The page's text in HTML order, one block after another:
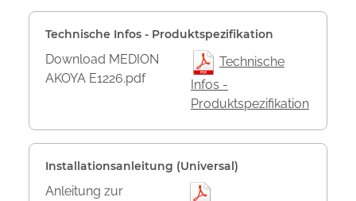
Technische Infos - Produktspezifikation
Download MEDION
AKOYA E1226.pdf
Technische
Infos -
Produktspezifikation
Installationsanleitung (Universal)
Anleitung zur